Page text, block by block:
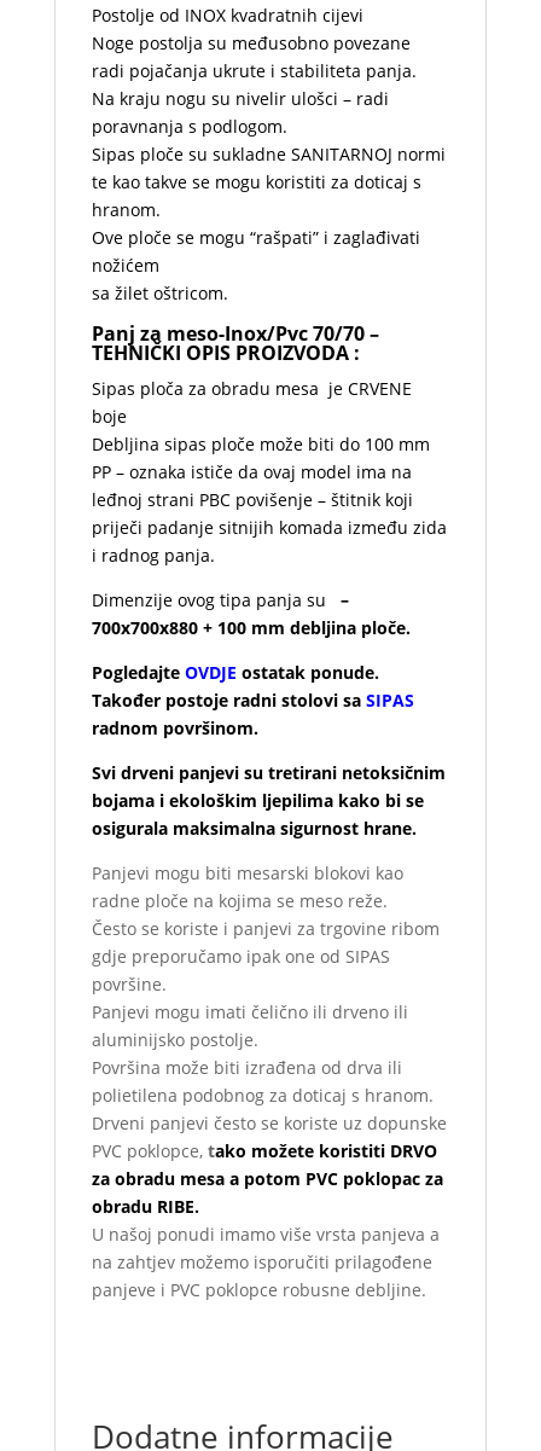
Postolje od INOX kvadratnih cijevi
Noge postolja su međusobno povezane
radi pojačanja ukrute i stabiliteta panja.
Na kraju nogu su nivelir ulošci – radi
poravnanja s podlogom.
Sipas ploče su sukladne SANITARNOJ normi
te kao takve se mogu koristiti za doticaj s
hranom.
Ove ploče se mogu “rašpati” i zaglađivati
nožićem
sa žilet oštricom.
Panj za meso-Inox/Pvc 70/70 –
TEHNIČKI OPIS PROIZVODA :
Sipas ploča za obradu mesa je CRVENE
boje
Debljina sipas ploče može biti do 100 mm
PP – oznaka ističe da ovaj model ima na
leđnoj strani PBC povišenje – štitnik koji
priječi padanje sitnijih komada između zida
i radnog panja.
Dimenzije ovog tipa panja su
–
700x700x880 + 100 mm debljina ploče.
Pogledajte OVDJE ostatak ponude.
Također postoje radni stolovi sa SIPAS
radnom površinom.
Svi drveni panjevi su tretirani netoksičnim
bojama i ekološkim ljepilima kako bi se
osigurala maksimalna sigurnost hrane.
Panjevi mogu biti mesarski blokovi kao
radne ploče na kojima se meso reže.
Često se koriste i panjevi za trgovine ribom
gdje preporučamo ipak one od SIPAS
površine.
Panjevi mogu imati čelično ili drveno ili
aluminijsko postolje.
Površina može biti izrađena od drva ili
polietilena podobnog za doticaj s hranom.
Drveni panjevi često se koriste uz dopunske
PVC poklopce, tako možete koristiti DRVO
za obradu mesa a potom PVC poklopac za
obradu RIBE.
U našoj ponudi imamo više vrsta panjeva a
na zahtjev možemo isporučiti prilagođene
panjeve i PVC poklopce robusne debljine.
Dodatne informacije